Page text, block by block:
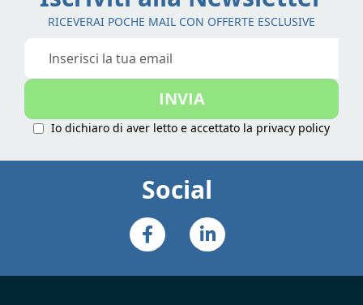
pagina
RICEVERAI POCHE MAIL CON OFFERTE ESCLUSIVE
Iscriviti
nostra
INVIA
Io dichiaro di aver letto e accettato la privacy policy
Social